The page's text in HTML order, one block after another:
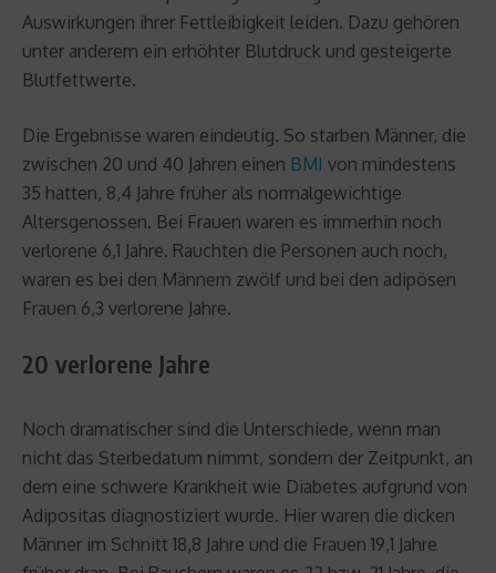
Auswirkungen ihrer Fettleibigkeit leiden. Dazu gehören
unter anderem ein erhöhter Blutdruck und gesteigerte
Blutfettwerte.
Die Ergebnisse waren eindeutig. So starben Männer, die
zwischen 20 und 40 Jahren einen BMI von mindestens
35 hatten, 8,4 Jahre früher als normalgewichtige
Altersgenossen. Bei Frauen waren es immerhin noch
verlorene 6,1 Jahre. Rauchten die Personen auch noch,
waren es bei den Männern zwölf und bei den adipösen
Frauen 6,3 verlorene Jahre.
20 verlorene Jahre
Noch dramatischer sind die Unterschiede, wenn man
nicht das Sterbedatum nimmt, sondern der Zeitpunkt, an
dem eine schwere Krankheit wie Diabetes aufgrund von
Adipositas diagnostiziert wurde. Hier waren die dicken
Männer im Schnitt 18,8 Jahre und die Frauen 19,1 Jahre